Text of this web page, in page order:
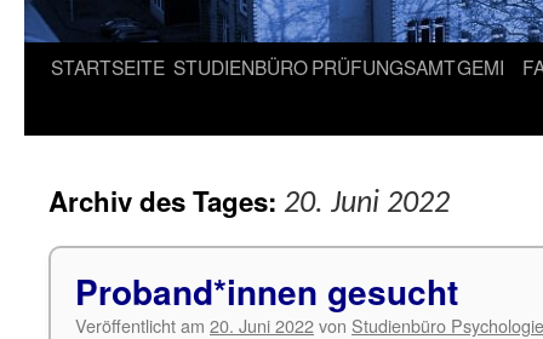
STARTSEITE STUDIENBÜROPRÜFUNGSAMTGEMI
Archiv des Tages: 20. Juni 2022
Proband*innen gesucht
Veröffentlicht am 20. Juni 2022von Studienbüro Psychologie